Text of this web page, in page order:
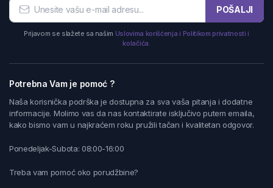
POŠALJI
Prijavom se slažete sa našim Uslovima korišćenja i Politikom privatnosti i
kolačića.
Potrebna Vam je pomoć ?
Naša korisnička podrška je dostupna za sva vaša pitanja i dodatne
informacije. Molimo vas da nas kontaktirate isključivo putem emaila,
kako bismo vam u najkraćem roku pružili tačan i kvalitetan odgovor.
Ponedeljak-Subota: 08:00-16:00
Treba vam pomoć oko porudžbine?